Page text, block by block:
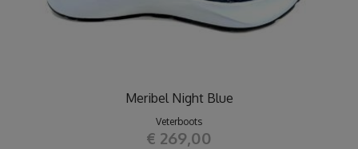
Meribel Night Blue
Veterboots
€ 269,00